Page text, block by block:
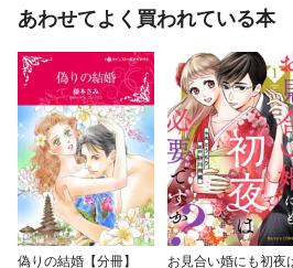
あわせてよく買われている本
偽りの結婚【分冊】
お見合い婚にも初夜